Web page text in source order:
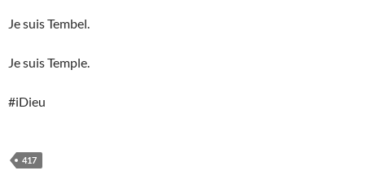
Je suis Tembel.
Je suis Temple.
#iDieu
417